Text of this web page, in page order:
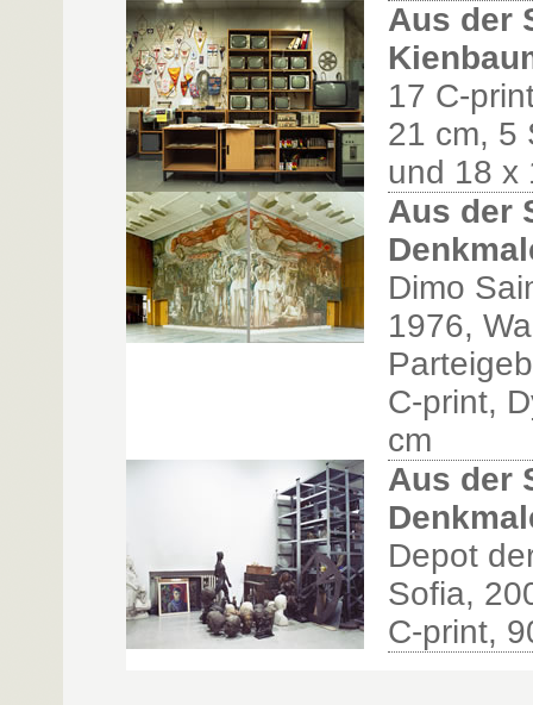
Aus der
17 C-
21 cm, 5
und 18 x
Aus der
Dimo
1976,
C-print,
cm
Aus der
Depot
Sofia,
C-print,